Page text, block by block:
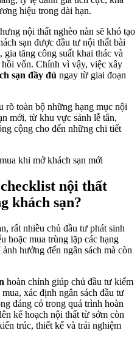
hiệu trong dài hạn.
nội thất nghèo nàn sẽ khó tạo
sạn được đầu tư nội thất bài
tăng công suất khai thác và
vốn. Chính vì vậy, việc xây
sạn đầy đủ ngay từ giai đoạn
rõ toàn bộ những hạng mục nội
mới, từ khu vực sảnh lễ tân,
cộng cho đến những chi tiết
nội thất
khách sạn?
rất nhiều chủ đầu tư phát sinh
hoặc mua trùng lặp các hạng
hưởng đến ngân sách mà còn
hoàn chỉnh giúp chủ đầu tư kiểm
xác định ngân sách đầu tư
đáng có trong quá trình hoàn
kế hoạch nội thất từ sớm còn
trúc, thiết kế và trải nghiệm